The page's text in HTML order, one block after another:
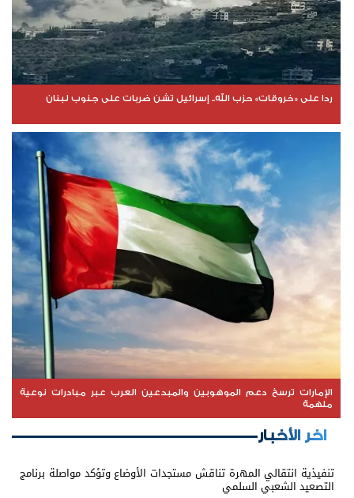
ردا على «خروقات» حزب الله.. إسرائيل تشن ضربات على جنوب لبنان
الإمارات ترسخ دعم الموهوبين والمبدعين العرب عبر مبادرات نوعية
ملهمة
اخر الأخبار
تنفيذية انتقالي المهرة تناقش مستجدات الأوضاع وتؤكد مواصلة برنامج
التصعيد الشعبي السلمي